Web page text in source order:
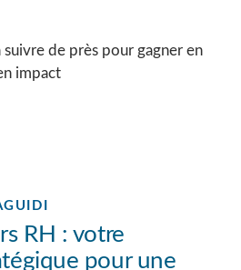
de près pour gagner en
impact
RH : votre
pour une